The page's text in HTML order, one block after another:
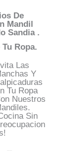
De
Mandil
Sandia .
Ropa.
Las
Y
Tu Ropa
Nuestros
Sin